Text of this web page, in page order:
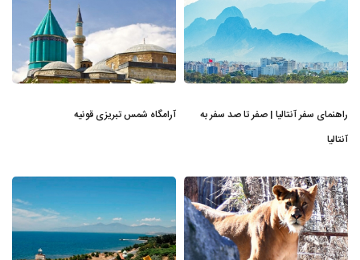
راهنمای سفر آنتالیا | صفر تا صد سفر به
آنتالیا
آرامگاه شمس تبریزی قونیه